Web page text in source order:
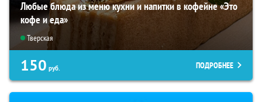
Любые блюда из меню кухни и напитки в кофейне «Это
кофе и еда»
Тверская
150 руб. ПОДРОБНЕЕ